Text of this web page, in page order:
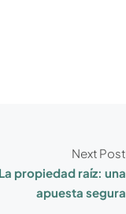
Next Post
propiedad raíz: una
apuesta segura